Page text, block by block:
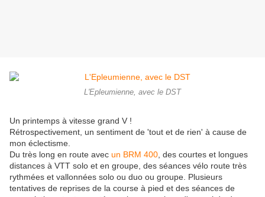
L'Epleumienne, avec le DST
Un printemps à vitesse grand V !
Rétrospectivement, un sentiment de 'tout et de rien' à cause de
mon éclectisme.
Du très long en route avec un BRM 400 , des courtes et longues
distances à VTT solo et en groupe, des séances vélo route très
rythmées et vallonnées solo ou duo ou groupe. Plusieurs
tentatives de reprises de la course à pied et des séances de